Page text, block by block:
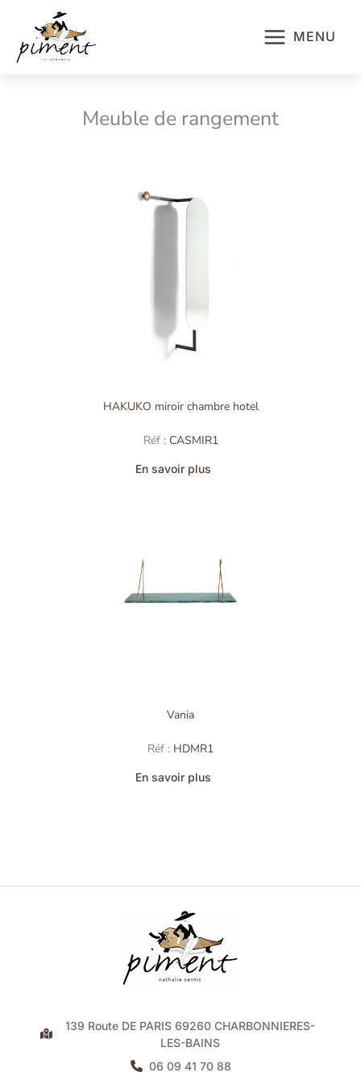
contenu
MENU
Meuble de rangement
HAKUKO miroir chambre hotel
Réf : CASMIR1
En savoir plus
Vania
Réf : HDMR1
En savoir plus
139 Route DE PARIS 69260 CHARBONNIERES-
LES-BAINS
06 09 41 70 88